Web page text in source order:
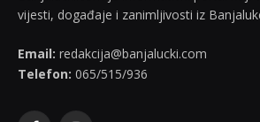
vijesti, događaje i zanimljivosti iz
Email: redakcija@banjalucki.com
Telefon: 065/515/936